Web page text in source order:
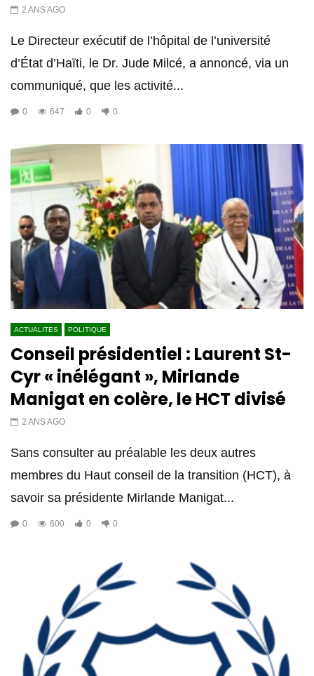
2 ANS AGO
Le Directeur exécutif de l’hôpital de l’université
d’État d’Haïti, le Dr. Jude Milcé, a annoncé, via un
communiqué, que les activité...
0 647 0 0
ACTUALITES POLITIQUE
Conseil présidentiel : Laurent St-
Cyr « inélégant », Mirlande
Manigat en colère, le HCT divisé
2 ANS AGO
Sans consulter au préalable les deux autres
membres du Haut conseil de la transition (HCT), à
savoir sa présidente Mirlande Manigat...
0 600 0 0